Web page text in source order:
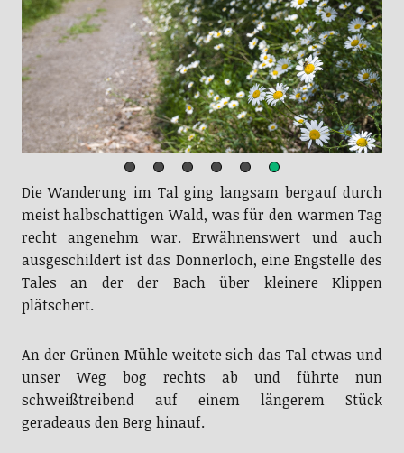
Die Wanderung im Tal ging langsam bergauf durch
meist halbschattigen Wald, was für den warmen Tag
recht angenehm war. Erwähnenswert und auch
ausgeschildert ist das Donnerloch, eine Engstelle des
Tales an der der Bach über kleinere Klippen
plätschert.
An der Grünen Mühle weitete sich das Tal etwas und
unser Weg bog rechts ab und führte nun
schweißtreibend auf einem längerem Stück
geradeaus den Berg hinauf.